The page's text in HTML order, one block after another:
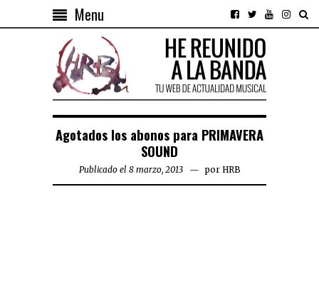
Menu
Agotados los abonos para PRIMAVERA
SOUND
Publicado el 8 marzo, 2013 por HRB